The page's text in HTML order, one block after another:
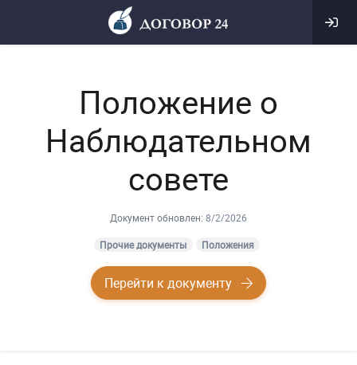
Положение о
Наблюдательном
совете
Документ обновлен: 8/2/2026
Прочие документы Положения
Перейти к документу